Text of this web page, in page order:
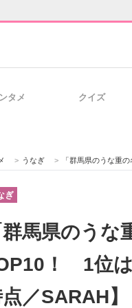
ト
ト
タメ クイズ
> うなぎ > 「群馬県のうな重の
ぎ
群馬県のう
！ 1位は
点／SARAH】